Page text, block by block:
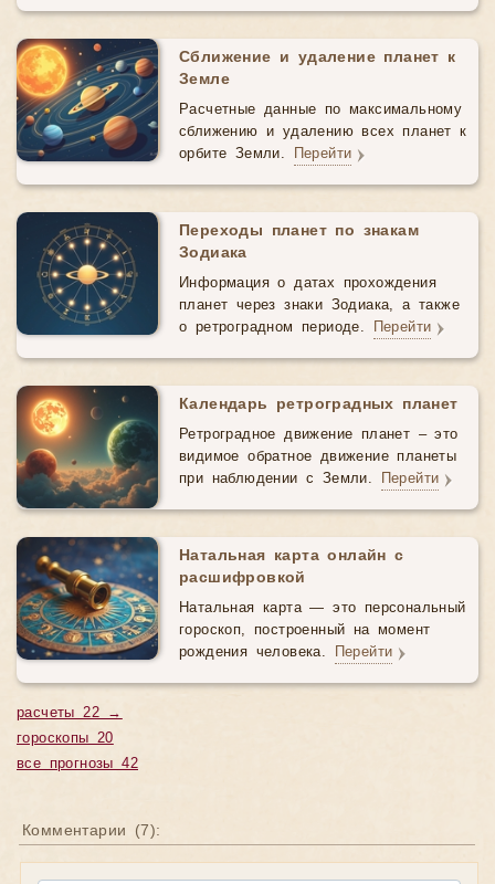
Сближение и удаление планет к
Земле
Расчетные данные по максимальному
сближению и удалению всех планет к
орбите Земли. Перейти
Переходы планет по знакам
Зодиака
Информация о датах прохождения
планет через знаки Зодиака, а также
о ретроградном периоде. Перейти
Календарь ретроградных планет
Ретроградное движение планет – это
видимое обратное движение планеты
при наблюдении с Земли. Перейти
Натальная карта онлайн с
расшифровкой
Натальная карта — это персональный
гороскоп, построенный на момент
рождения человека. Перейти
расчеты 22 →
гороскопы 20
все прогнозы 42
Комментарии (7):